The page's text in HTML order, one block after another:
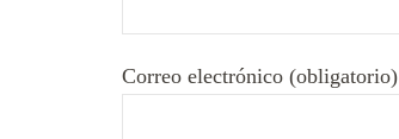
Correo electrónico (obligatorio)